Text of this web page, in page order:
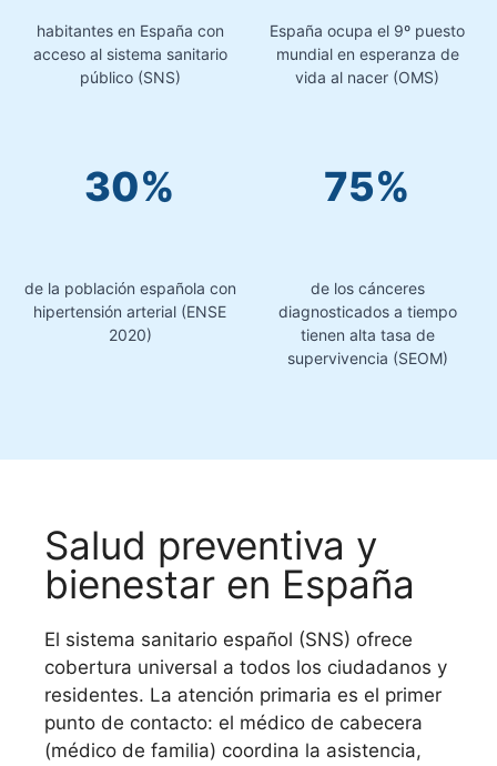
habitantes en España con
acceso al sistema sanitario
público (SNS)
España ocupa el 9º puesto
mundial en esperanza de
vida al nacer (OMS)
30%
de la población española con
hipertensión arterial (ENSE
2020)
75%
de los cánceres
diagnosticados a tiempo
tienen alta tasa de
supervivencia (SEOM)
Salud preventiva y
bienestar en España
El sistema sanitario español (SNS) ofrece
cobertura universal a todos los ciudadanos y
residentes. La atención primaria es el primer
punto de contacto: el médico de cabecera
(médico de familia) coordina la asistencia,